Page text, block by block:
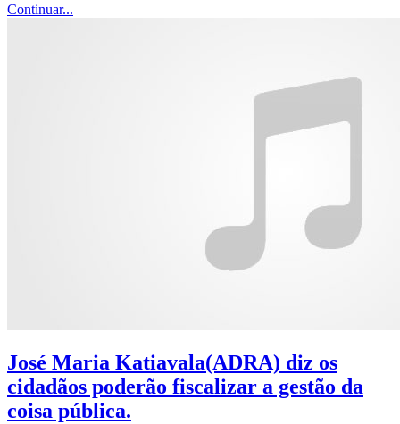
Continuar...
José Maria Katiavala(ADRA) diz os
cidadãos poderão fiscalizar a gestão da
coisa pública.